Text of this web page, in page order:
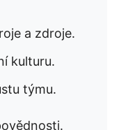
a zdroje.
kulturu.
týmu.